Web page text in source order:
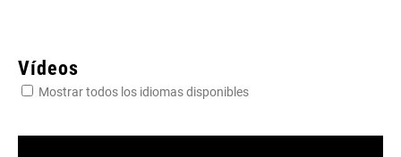
Vídeos
Mostrar todos los idiomas disponibles